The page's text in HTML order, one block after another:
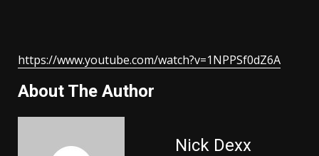
https://www.youtube.com/watch?v=1NPPSf0dZ6A
About The Author
Nick Dexx